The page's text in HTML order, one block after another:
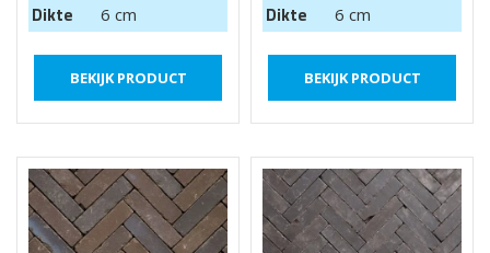
Dikte 6 cm
BEKIJK PRODUCT
Dikte 6 cm
BEKIJK PRODUCT